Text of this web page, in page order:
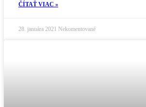
ČÍTAŤ VIAC »
28. januára 2021 Nekomentované